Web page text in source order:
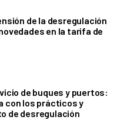
de la desregulación
en la tarifa de
de buques y puertos:
con los prácticos y
de desregulación